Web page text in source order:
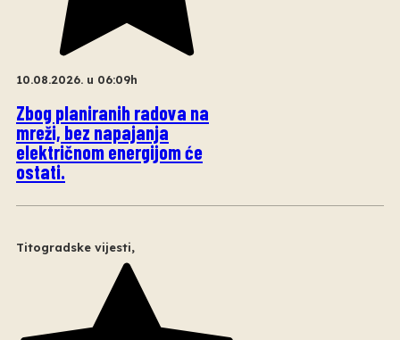
10.08.2026. u 06:09h
Zbog planiranih radova na
mreži, bez napajanja
električnom energijom će
ostati.
Titogradske vijesti,